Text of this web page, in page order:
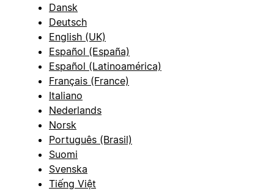
Dansk
Deutsch
English (UK)
Español (España)
Español (Latinoamérica)
Français (France)
Italiano
Nederlands
Norsk
Português (Brasil)
Suomi
Svenska
Tiếng Việt